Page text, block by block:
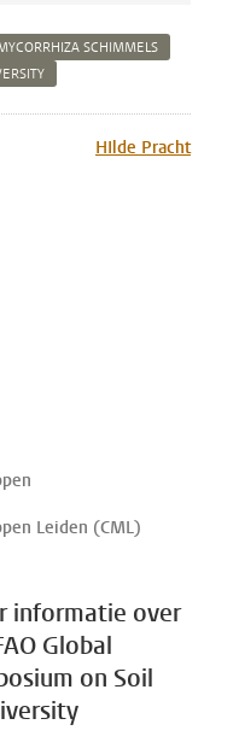
SCHIMMELS
HIlde Pracht
Leiden (CML)
informatie over
Global
on Soil